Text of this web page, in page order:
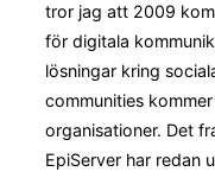
tror jag att 2009
för digitala
lösningar kring
communities
organisationer. Det
EpiServer har redan